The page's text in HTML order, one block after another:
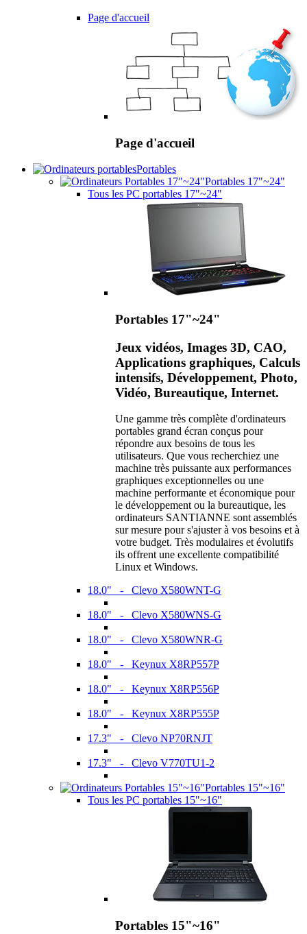
Page d'accueil
Page d'accueil
Portables
Portables 17"~24"
Tous les PC portables 17"~24"
Portables 17"~24"
Jeux vidéos, Images 3D, CAO,
Applications graphiques, Calculs
intensifs, Développement, Photo,
Vidéo, Bureautique, Internet.
Une gamme très complète d'ordinateurs
portables grand écran conçus pour
répondre aux besoins de tous les
utilisateurs. Que vous recherchiez une
machine très puissante aux performances
graphiques exceptionnelles ou une
machine performante et économique pour
le développement ou la bureautique, les
ordinateurs SANTIANNE sont assemblés
sur mesure pour s'ajuster à vos besoins et à
votre budget. Très modulaires et évolutifs
ils offrent une excellente compatibilité
Linux et Windows.
18.0" - Clevo X580WNT-G
18.0" - Clevo X580WNS-G
18.0" - Clevo X580WNR-G
18.0" - Keynux X8RP557P
18.0" - Keynux X8RP556P
18.0" - Keynux X8RP555P
17.3" - Clevo NP70RNJT
17.3" - Clevo V770TU1-2
Portables 15"~16"
Tous les PC portables 15"~16"
Portables 15"~16"